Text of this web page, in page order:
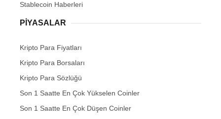
Stablecoin Haberleri
PIYASALAR
Kripto Para Fiyatları
Kripto Para Borsaları
Kripto Para Sözlüğü
Son 1 Saatte En Çok Yükselen Coinler
Son 1 Saatte En Çok Düşen Coinler